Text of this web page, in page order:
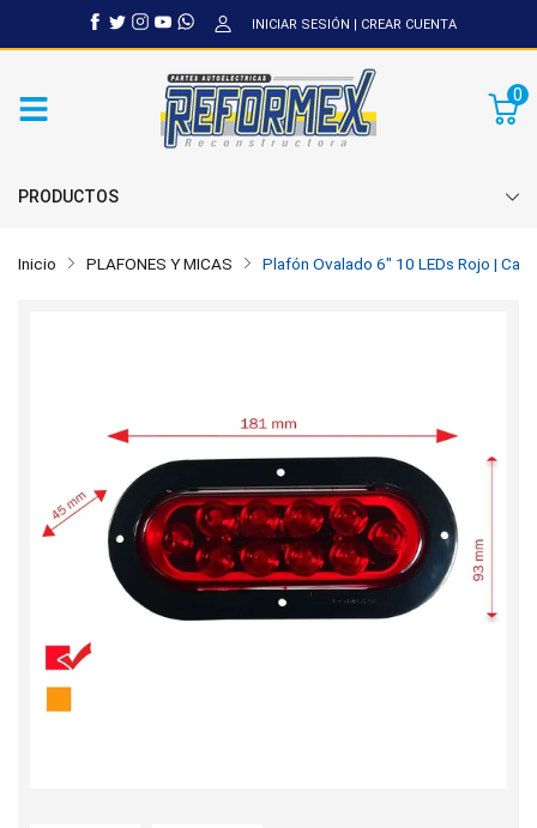
INICIAR SESIÓN | CREAR CUENTA
0
PRODUCTOS
Inicio PLAFONES Y MICAS Plafón Ovalado 6" 10 LEDs Rojo |